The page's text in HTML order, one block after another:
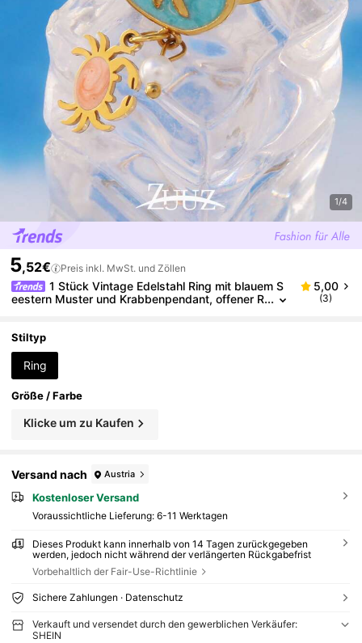
1/4
5,52€ Preis inkl. MwSt. und Zöllen
1 Stück Vintage Edelstahl Ring mit blauem S
eestern Muster und Krabbenpendant, offener R
5,00
(3)
Stiltyp
Ring
Größe / Farbe
Klicke um zu Kaufen
Versand nach Austria
Kostenloser Versand
Voraussichtliche Lieferung: 6-11 Werktagen
Dieses Produkt kann innerhalb von 14 Tagen zurückgegeben
werden, jedoch nicht während der verlängerten Rückgabefrist
Vorbehaltlich der Fair-Use-Richtlinie
Sichere Zahlungen · Datenschutz
Verkauft und versendet durch den gewerblichen Verkäufer:
SHEIN